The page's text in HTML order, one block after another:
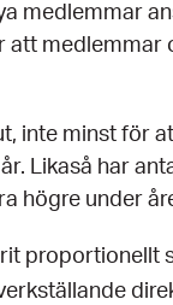
medlemmar
att medlemmar
inte minst för
Likaså har
högre under
proportionellt